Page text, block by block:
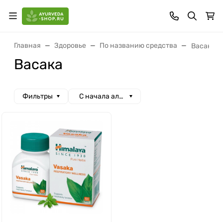
Главная Здоровье По названию средства Васака
Васака
Фильтры С начала алфавита